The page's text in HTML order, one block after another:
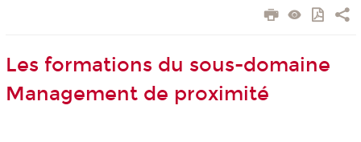
Les formations du sous-domaine
Management de proximité